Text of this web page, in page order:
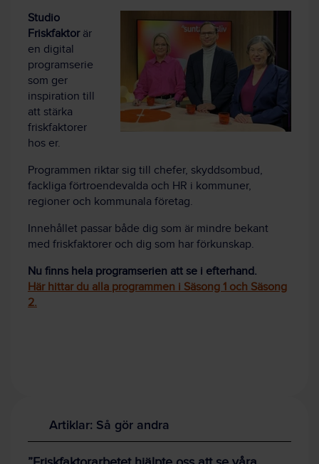
Studio
Friskfaktorär
en digital
programserie
som ger
inspiration till
att stärka
friskfaktorer
hos er.
Programmen riktar sig till chefer, skyddsombud,
fackliga förtroendevalda och HR i kommuner,
regioner och kommunala företag.
Innehållet passar både dig som är mindre bekant
med friskfaktorer och dig som har förkunskap.
Nu finns hela programserien att se i efterhand.
Här hittar du alla programmen i Säsong 1 och Säsong
2.
Artiklar: Så gör andra